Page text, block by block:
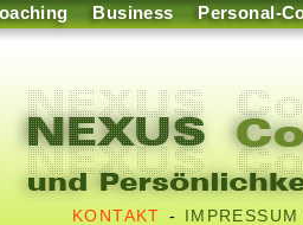
Business Personal-
KONTAKT - IMPRESSUM